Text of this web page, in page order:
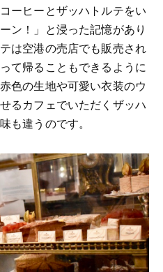
ーヒーとザッハトルテをい
ン！」と浸った記憶があり
は空港の売店でも販売され
て帰ることもできるように
色の生地や可愛い衣装のウ
るカフェでいただくザッハ
も違うのです。